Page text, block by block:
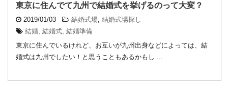
東京に住んでて九州で結婚式を挙げるのって大変？
2019/01/03 -結婚式場 結婚式場探し
結婚 結婚式 結婚準備
東京に住んでいるけれど、お互いが九州出身などによっては、結
婚式は九州でしたい！と思うこともあるかもし ...